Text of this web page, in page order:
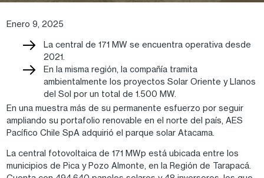
Enero 9, 2025
La central de 171 MW se encuentra operativa desde
2021.
En la misma región, la compañía tramita
ambientalmente los proyectos Solar Oriente y Llanos
del Sol por un total de 1.500 MW.
En una muestra más de su permanente esfuerzo por seguir
ampliando su portafolio renovable en el norte del país, AES
Pacíﬁco Chile SpA adquirió el parque solar Atacama.
La central fotovoltaica de 171 MWp está ubicada entre los
municipios de Pica y Pozo Almonte, en la Región de Tarapacá.